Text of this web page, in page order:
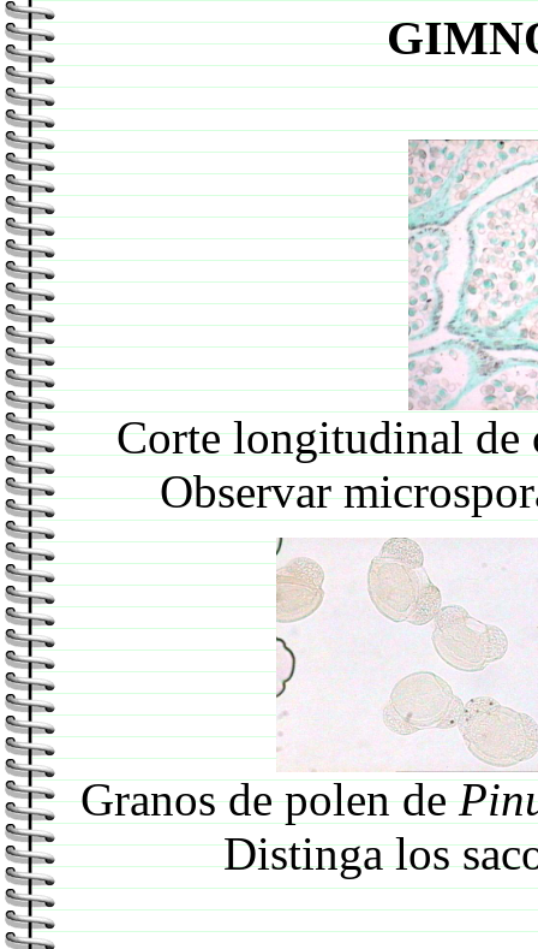
Corte longitudinal de
Observar
Granos de polen de
Distinga los